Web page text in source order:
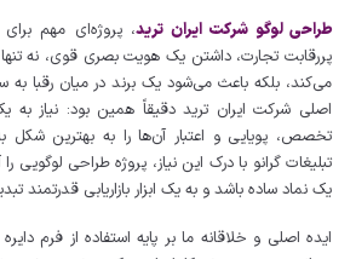
طراحی لوگو شرکت ایران ترید، پروژه‌ای مهم برای
پررقابت تجارت، داشتن یک هویت بصری قوی، نه
می‌کند، بلکه باعث می‌شود یک برند در میان رقبا
اصلی شرکت ایران ترید دقیقاً همین بود: نیاز به
تخصص، پویایی و اعتبار آن‌ها را به بهترین شکل
تبلیغات گرانو با درک این نیاز، پروژه طراحی لوگویی را
یک نماد ساده باشد و به یک ابزار بازاریابی قدرتمند
ایده اصلی و خلاقانه ما بر پایه استفاده از فرم